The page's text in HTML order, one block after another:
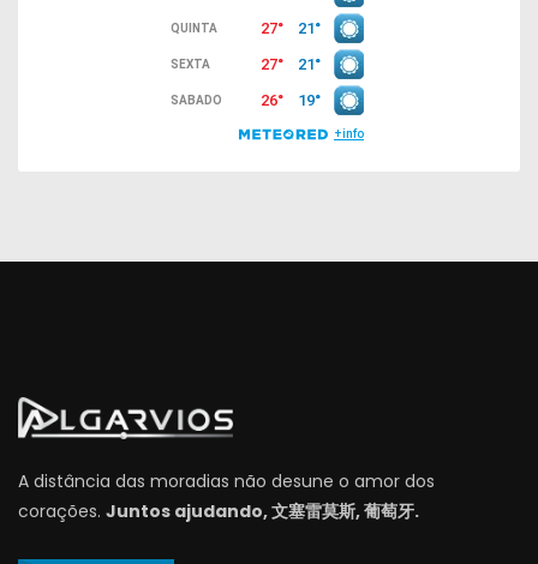
A distância das moradias não desune o amor dos
corações. Juntos ajudando, 文塞雷莫斯, 葡萄牙.